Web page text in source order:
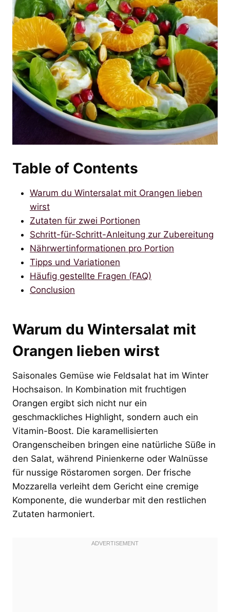
Table of Contents
Warum du Wintersalat mit Orangen lieben
wirst
Zutaten für zwei Portionen
Schritt-für-Schritt-Anleitung zur Zubereitung
Nährwertinformationen pro Portion
Tipps und Variationen
Häufig gestellte Fragen (FAQ)
Conclusion
Warum du Wintersalat mit
Orangen lieben wirst
Saisonales Gemüse wie Feldsalat hat im Winter
Hochsaison. In Kombination mit fruchtigen
Orangen ergibt sich nicht nur ein
geschmackliches Highlight, sondern auch ein
Vitamin-Boost. Die karamellisierten
Orangenscheiben bringen eine natürliche Süße in
den Salat, während Pinienkerne oder Walnüsse
für nussige Röstaromen sorgen. Der frische
Mozzarella verleiht dem Gericht eine cremige
Komponente, die wunderbar mit den restlichen
Zutaten harmoniert.